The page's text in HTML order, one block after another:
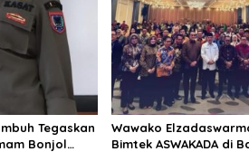
Tegaskan
Bonjol
Wawako
Bimtek ASWAKADA di